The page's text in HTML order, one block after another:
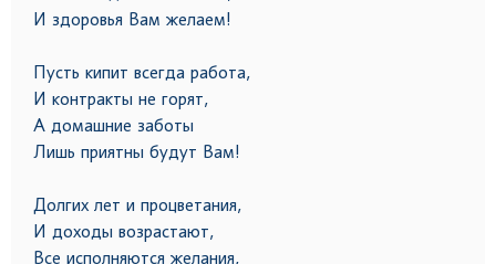
И здоровья Вам желаем!
Пусть кипит всегда работа,
И контракты не горят,
А домашние заботы
Лишь приятны будут Вам!
Долгих лет и процветания,
И доходы возрастают,
Все исполняются желания,